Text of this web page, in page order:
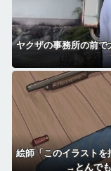
ヤクザの事務所の前で
絵師「このイラストを
→とんで